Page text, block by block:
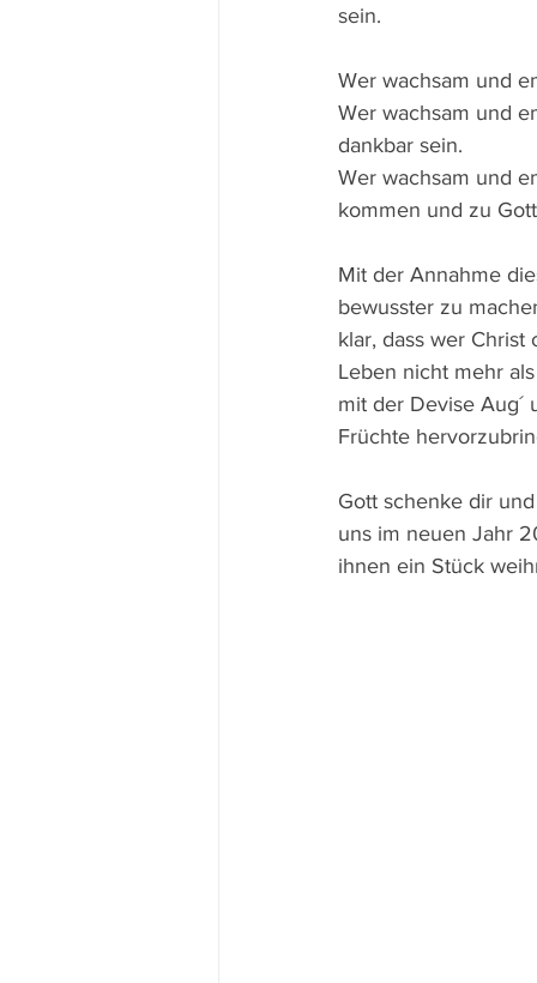
sein.
Wer wachsam und
Wer wachsam und
dankbar sein.
Wer wachsam und
kommen und zu
Mit der Annahme
bewusster zu
klar, dass wer
Leben nicht mehr
mit der Devise
Früchte
Gott schenke dir
uns im neuen Jahr
ihnen ein Stück